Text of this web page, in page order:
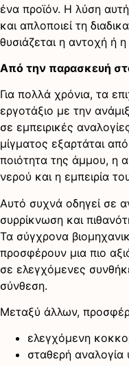
ένα προϊόν. Η λύση
και απλοποιεί τη
θυσιάζεται η αντοχή ή
Από την παρασκευή
Για πολλά χρόνια, τα
εργοτάξιο με την
σε εμπειρικές
μίγματος εξαρτάται
ποιότητα της άμμου, η
νερού και η εμπειρία
Αυτό συχνά οδηγεί σε
συρρίκνωση και
Τα σύγχρονα
προσφέρουν μια πιο
σε ελεγχόμενες
σύνθεση.
Μεταξύ άλλων,
ελεγχόμενη
σταθερή αναλογία